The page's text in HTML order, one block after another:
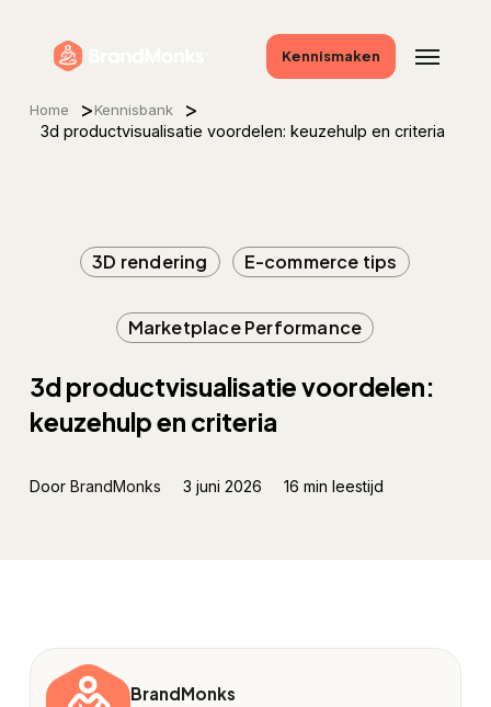
Kennismaken
Home >Kennisbank >
3d productvisualisatie voordelen: keuzehulp en criteria
3D rendering E-commerce tips
Marketplace Performance
3d productvisualisatie voordelen:
keuzehulp en criteria
Door BrandMonks 3 juni 2026 16 min leestijd
BrandMonks